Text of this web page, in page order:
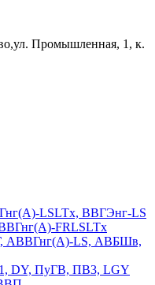
Промышленная, 1, к.
LSLTx, ВВГЭнг-LS
FRLSLTx
АВВГнг(А)-LS, АВБШв,
DY, ПуГВ, ПВ3, LGY